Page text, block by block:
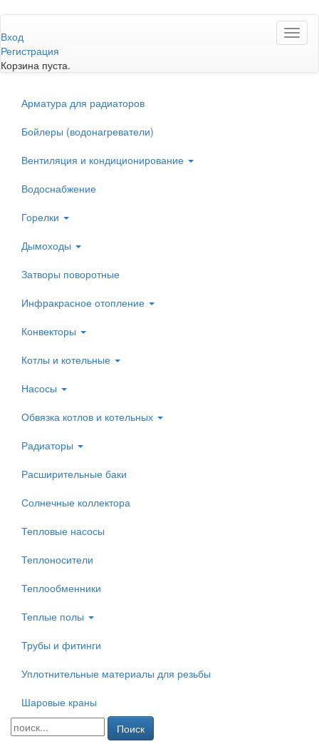
к
основному
содержанию
Вход
Регистрация
Корзина пуста.
Арматура для радиаторов
Бойлеры (водонагреватели)
Вентиляция и кондиционирование
Водоснабжение
Горелки
Дымоходы
Затворы поворотные
Инфракрасное отопление
Конвекторы
Котлы и котельные
Насосы
Обвязка котлов и котельных
Радиаторы
Расширительные баки
Солнечные коллектора
Тепловые насосы
Теплоносители
Теплообменники
Теплые полы
Трубы и фитинги
Уплотнительные материалы для резьбы
Шаровые краны
Поиск